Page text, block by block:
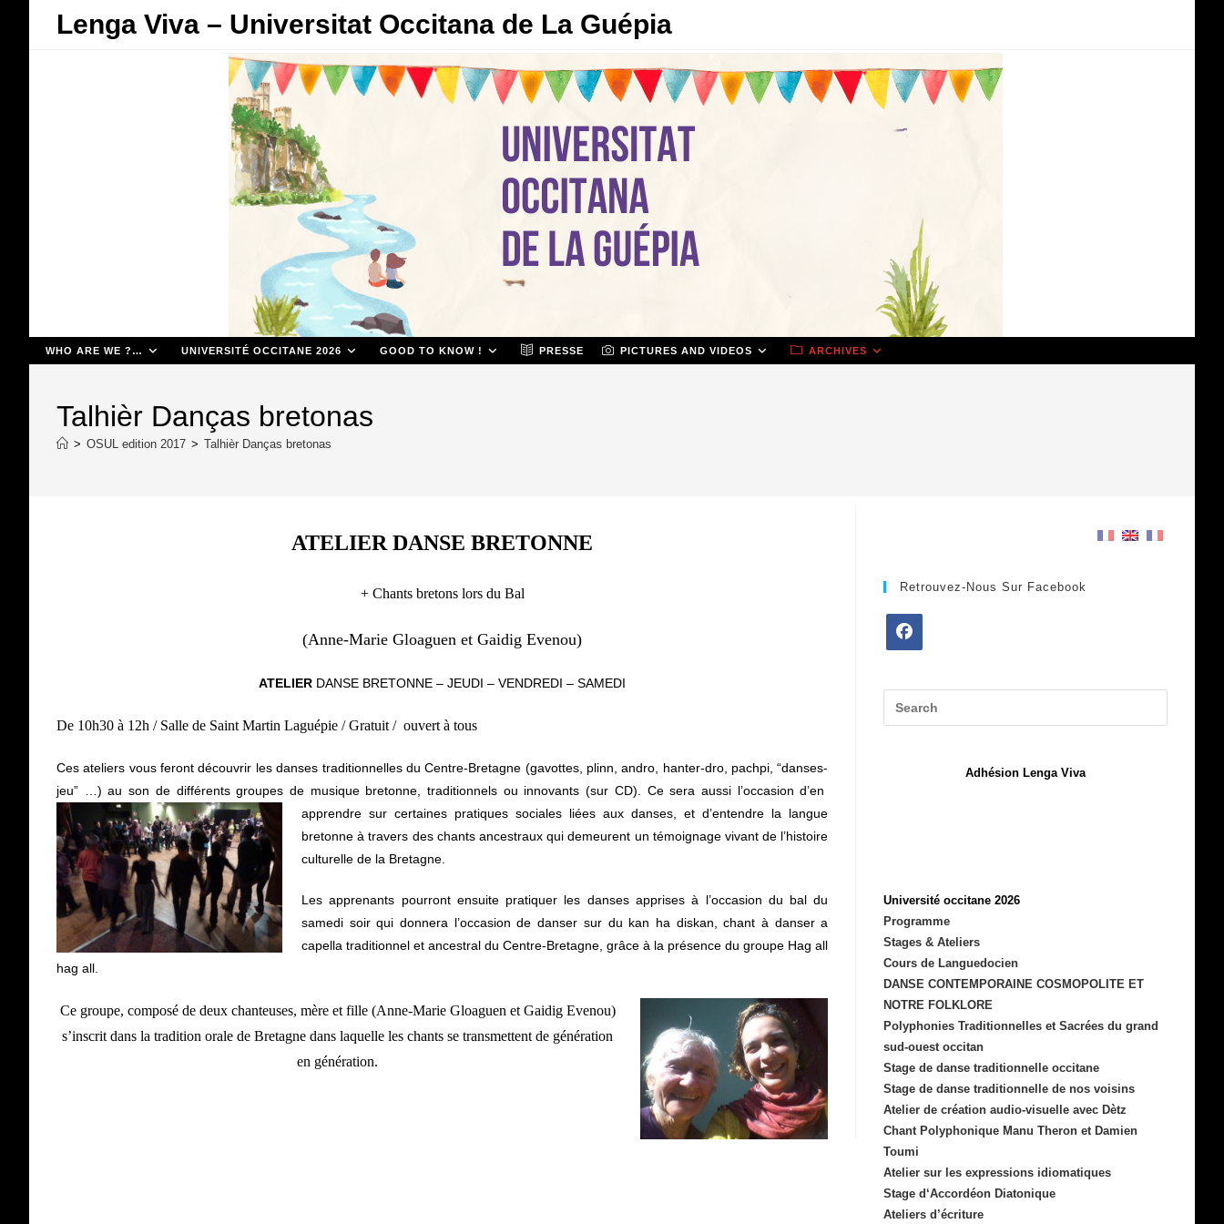
Lenga Viva – Universitat Occitana de La Guépia
WHO ARE WE ?… UNIVERSITÉ OCCITANE 2026 GOOD TO KNOW ! PRESSE PICTURES AND VIDEOS ARCHIVES
Talhièr Danças bretonas
> OSUL edition 2017 > Talhièr Danças bretonas
ATELIER DANSE BRETONNE
+ Chants bretons lors du Bal
(Anne-Marie Gloaguen et Gaidig Evenou)
ATELIER DANSE BRETONNE – JEUDI – VENDREDI – SAMEDI
De 10h30 à 12h / Salle de Saint Martin Laguépie / Gratuit / ouvert à tous
Ces ateliers vous feront découvrir les danses traditionnelles du Centre-Bretagne (gavottes, plinn, andro, hanter-dro, pachpi, “danses-
jeu” …) au son de différents groupes de musique bretonne, traditionnels ou innovants (sur CD). Ce sera aussi l’occasion d’en
apprendre sur certaines pratiques sociales liées aux danses, et d’entendre la langue
bretonne à travers des chants ancestraux qui demeurent un témoignage vivant de l’histoire
culturelle de la Bretagne.
Les apprenants pourront ensuite pratiquer les danses apprises à l’occasion du bal du
samedi soir qui donnera l’occasion de danser sur du kan ha diskan, chant à danser a
capella traditionnel et ancestral du Centre-Bretagne, grâce à la présence du groupe Hag all
hag all.
Ce groupe, composé de deux chanteuses, mère et fille (Anne-Marie Gloaguen et Gaidig Evenou)
s’inscrit dans la tradition orale de Bretagne dans laquelle les chants se transmettent de génération
en génération.
Retrouvez-Nous Sur Facebook
new
Adhésion Lenga Viva
Université occitane 2026
Programme
Stages & Ateliers
Cours de Languedocien
DANSE CONTEMPORAINE COSMOPOLITE ET
NOTRE FOLKLORE
Polyphonies Traditionnelles et Sacrées du grand
sud-ouest occitan
Stage de danse traditionnelle occitane
Stage de danse traditionnelle de nos voisins
Atelier de création audio-visuelle avec Dètz
Chant Polyphonique Manu Theron et Damien
Toumi
Atelier sur les expressions idiomatiques
Stage d‘Accordéon Diatonique
Ateliers d’écriture